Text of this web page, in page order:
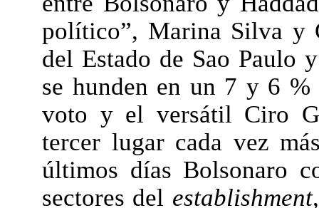
político”, Marina Silva y
del Estado de Sao Paulo
se hunden en un 7 y 6 %
voto y el versátil Ciro
tercer lugar cada vez
últimos días Bolsonaro
sectores del establishment